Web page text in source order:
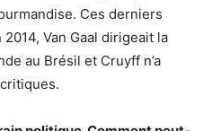
Ces derniers
Van Gaal dirigeait la
au Brésil et Cruyff n’a